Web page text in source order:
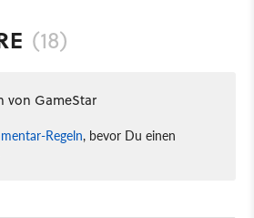
(18)
von GameStar
Regeln, bevor Du einen